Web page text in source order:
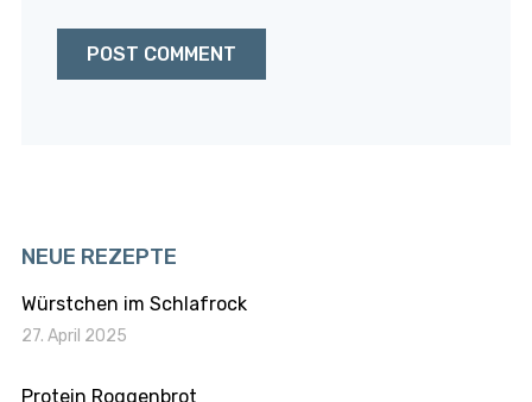
NEUE REZEPTE
Würstchen im Schlafrock
27. April 2025
Protein Roggenbrot